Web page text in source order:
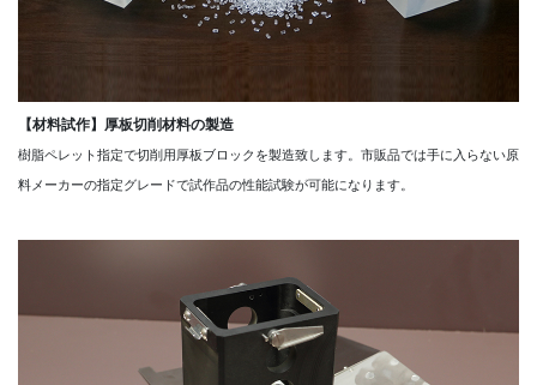
【材料試作】厚板切削材料の製造
樹脂ペレット指定で切削用厚板ブロックを製造致します。市販品では手に入らない原
料メーカーの指定グレードで試作品の性能試験が可能になります。